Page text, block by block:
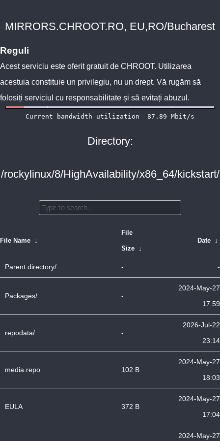
MIRRORS.CHROOT.RO, EU,RO/Bucharest
Reguli
Acest serviciu este oferit gratuit de CHROOT. Utilizarea
acestuia constituie un privilegiu, nu un drept. Vă rugăm să
folosiți serviciul cu responsabilitate și să evitați abuzul.
Directory:
/rockylinux/8/HighAvailability/x86_64/kickstart/
File Name ↓
File
Size ↓
Date ↓
Parent directory/ - -
Packages/ -
2024-May-27
17:59
repodata/ -
2026-Jul-22
23:14
media.repo 102 B
2024-May-27
18:03
EULA 372 B
2024-May-27
17:04
2024-May-27